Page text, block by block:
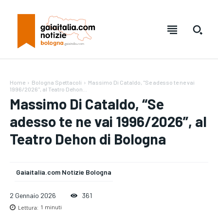
Testo: A- Reset A+
Testo: A- Reset A+
Home Bologna Spettacoli
Massimo Di Cataldo, "Se adesso te ne vai
1996/2026", al Teatro Dehon...
Massimo Di Cataldo, “Se
adesso te ne vai 1996/2026”, al
Teatro Dehon di Bologna
Gaiaitalia.com Notizie Bologna
2 Gennaio 2026 361
Lettura: 1 minuti